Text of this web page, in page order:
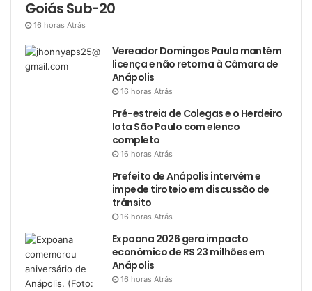
Goiás Sub-20
16 horas Atrás
Vereador Domingos Paula mantém
licença e não retorna à Câmara de
Anápolis
16 horas Atrás
Pré-estreia de Colegas e o Herdeiro
lota São Paulo com elenco
completo
16 horas Atrás
Prefeito de Anápolis intervém e
impede tiroteio em discussão de
trânsito
16 horas Atrás
Expoana 2026 gera impacto
econômico de R$ 23 milhões em
Anápolis
16 horas Atrás